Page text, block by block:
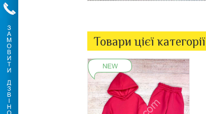
Товари цієї категорії